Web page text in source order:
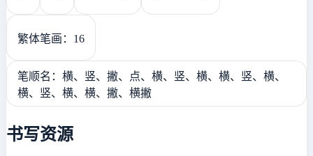
繁体笔画：16
笔顺名：横、竖、撇、点、横、竖、横、横、竖、横、
横、竖、横、横、撇、横撇
书写资源